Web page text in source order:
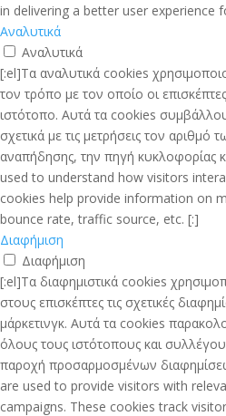
in delivering a better user experience
Αναλυτικά
Αναλυτικά
[:el]Τα αναλυτικά cookies
τον τρόπο με τον οποίο οι
ιστότοπο. Αυτά τα cookies
σχετικά με τις μετρήσεις τον
αναπήδησης, την πηγή κυκλοφορίας
used to understand how visitors
cookies help provide information on
bounce rate, traffic source, etc. [:]
Διαφήμιση
Διαφήμιση
[:el]Τα διαφημιστικά cookies
στους επισκέπτες τις σχετικές
μάρκετινγκ. Αυτά τα cookies
όλους τους ιστότοπους και
παροχή προσαρμοσμένων
are used to provide visitors with
campaigns. These cookies track